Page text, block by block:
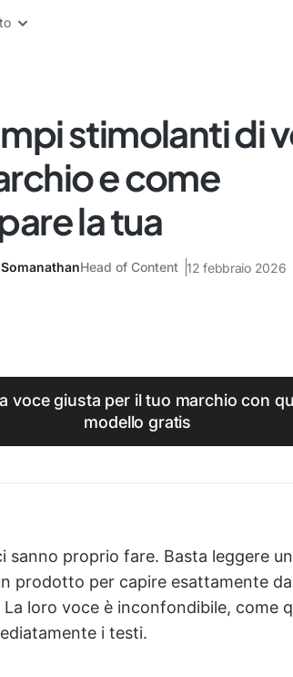
stimolanti di
e come
la tua
Head of Content 12 febbraio 2026
voce giusta per il tuo marchio con
modello gratis
sanno proprio fare. Basta leggere
prodotto per capire esattamente
loro voce è inconfondibile, come
i testi.